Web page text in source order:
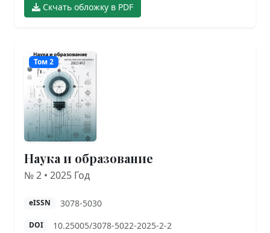
Скчать обложку в PDF
Том 2
Наука и образование
№ 2 • 2025 Год
eISSN 3078-5030
DOI 10.25005/3078-5022-2025-2-2